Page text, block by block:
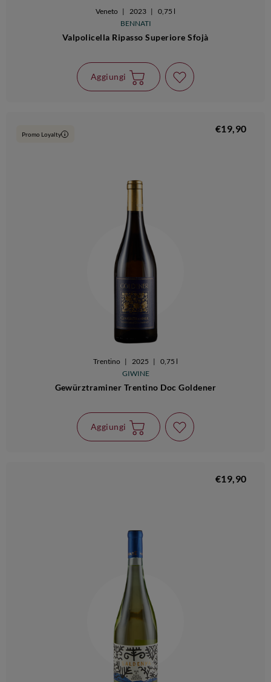
Veneto | 2023 |
0,75 l
BENNATI
Valpolicella Ripasso Superiore Sfojà
Aggiungi
Promo Loyalty i €19,90
Trentino | 2025 |
0,75 l
GIWINE
Gewürztraminer Trentino Doc Goldener
Aggiungi
€19,90